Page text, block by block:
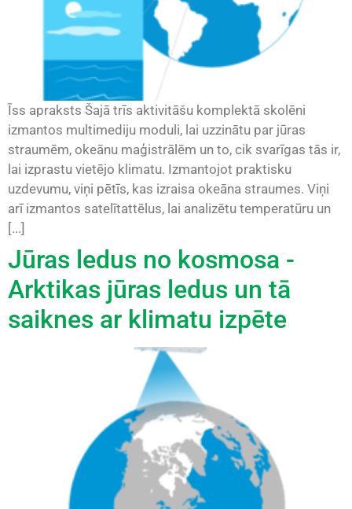
Īss apraksts Šajā trīs aktivitāšu komplektā skolēni
izmantos multimediju moduli, lai uzzinātu par jūras
straumēm, okeānu maģistrālēm un to, cik svarīgas tās ir,
lai izprastu vietējo klimatu. Izmantojot praktisku
uzdevumu, viņi pētīs, kas izraisa okeāna straumes. Viņi
arī izmantos satelītattēlus, lai analizētu temperatūru un
[...]
Jūras ledus no kosmosa -
Arktikas jūras ledus un tā
saiknes ar klimatu izpēte